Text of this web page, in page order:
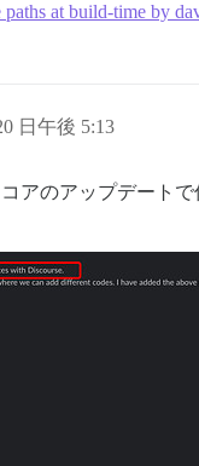
at build-time by
日午後 5:13
アのアップデート